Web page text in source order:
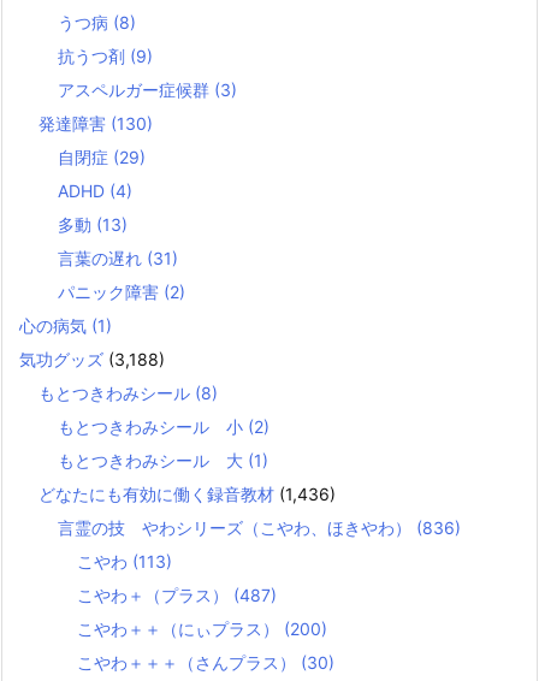
うつ病 (8)
抗うつ剤 (9)
アスペルガー症候群 (3)
発達障害 (130)
自閉症 (29)
ADHD (4)
多動 (13)
言葉の遅れ (31)
パニック障害 (2)
心の病気 (1)
気功グッズ (3,188)
もとつきわみシール (8)
もとつきわみシール 小 (2)
もとつきわみシール 大 (1)
どなたにも有効に働く録音教材 (1,436)
言霊の技 やわシリーズ（こやわ、ほきやわ） (836)
こやわ (113)
こやわ＋（プラス） (487)
こやわ＋＋（にぃプラス） (200)
こやわ＋＋＋（さんプラス） (30)